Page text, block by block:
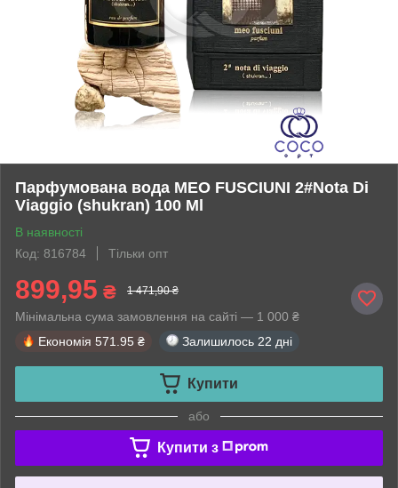
Парфумована вода MEO FUSCIUNI 2#Nota Di
Viaggio (shukran) 100 Ml
В наявності
Код: 816784
Тільки опт
899,95 ₴ 1 471,90 ₴
Мінімальна сума замовлення на сайті — 1 000 ₴
Економія 571.95 ₴ Залишилось 22 дні
Купити
або
Купити з